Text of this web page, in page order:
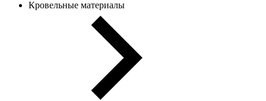
Кровельные материалы